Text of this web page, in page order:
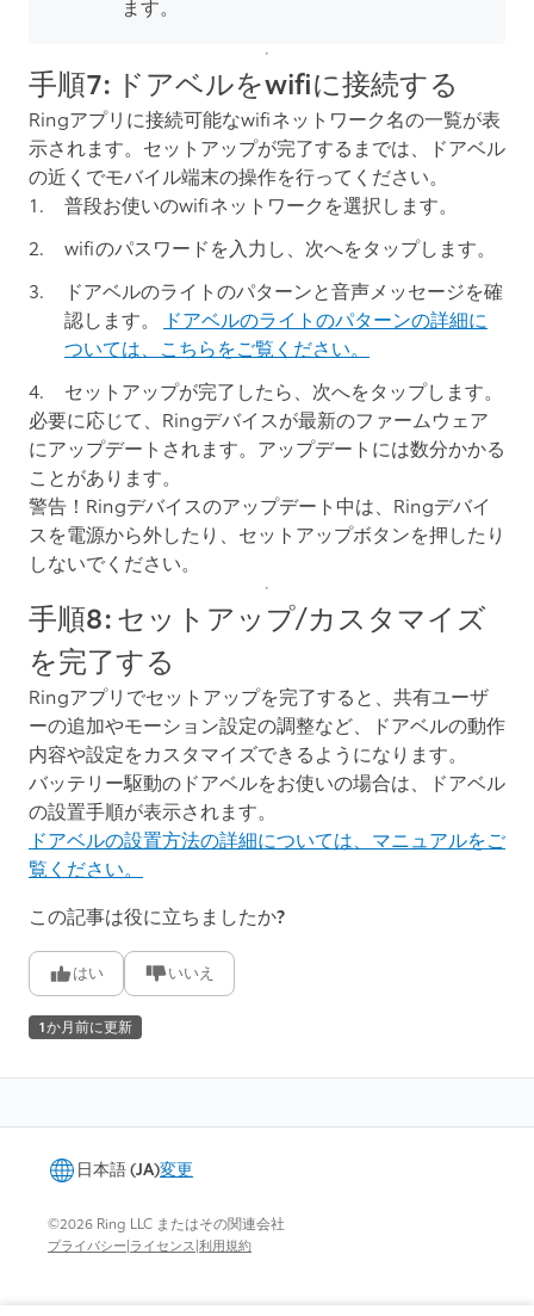
ます。
手順7: ドアベルをwifiに接続する
Ringアプリに接続可能なwifiネットワーク名の一覧が表
示されます。セットアップが完了するまでは、ドアベル
の近くでモバイル端末の操作を行ってください。
普段お使いのwifiネットワークを選択します。
wifiのパスワードを入力し、 次へをタップします。
ドアベルのライトのパターンと音声メッセージを確
認します。
ドアベルのライトのパターンの詳細に
ついては、こちらをご覧ください。
セットアップが完了したら、 次へをタップします。
必要に応じて、Ringデバイスが最新のファームウェア
にアップデートされます。アップデートには数分かかる
ことがあります。
警告！ Ringデバイスのアップデート中は、Ringデバイ
スを電源から外したり、セットアップボタンを押したり
しないでください。
手順8: セットアップ/カスタマイズ
を完了する
Ringアプリでセットアップを完了すると、共有ユーザ
ーの追加やモーション設定の調整など、ドアベルの動作
内容や設定をカスタマイズできるようになります。
バッテリー駆動のドアベルをお使いの場合は、ドアベル
の設置手順が表示されます。
ドアベルの設置方法の詳細については、マニュアルをご
覧ください。
この記事は役に立ちましたか?
はい いいえ
1か月前に更新
日本語 (JA)変更
©2026 Ring LLC またはその関連会社
プライバシー|ライセンス|利用規約